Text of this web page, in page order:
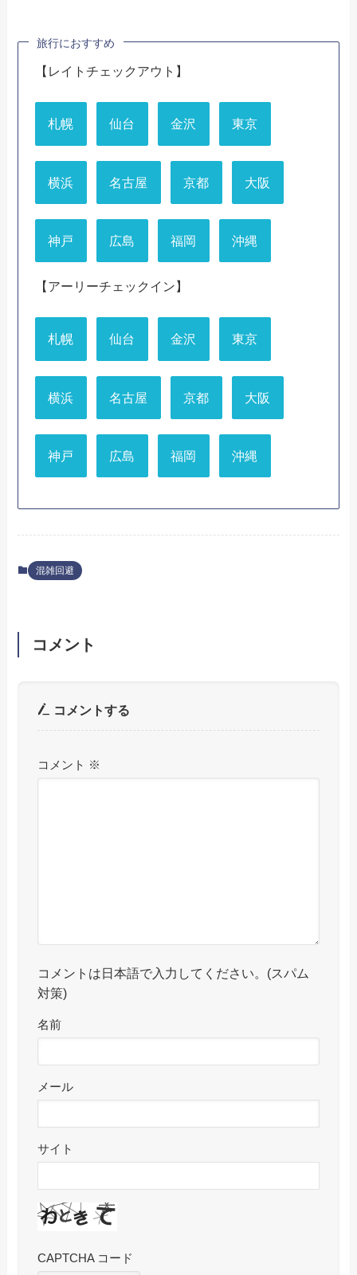
旅行におすすめ
【レイトチェックアウト】
札幌 仙台 金沢 東京
横浜 名古屋 京都 大阪
神戸 広島 福岡 沖縄
【アーリーチェックイン】
札幌 仙台 金沢 東京
横浜 名古屋 京都 大阪
神戸 広島 福岡 沖縄
混雑回避
コメント
コメントする
コメント ※
コメントは日本語で入力してください。(スパム
対策)
名前
メール
サイト
CAPTCHA コード